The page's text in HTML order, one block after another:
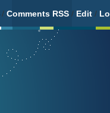
/ Comments RSS / Edit /